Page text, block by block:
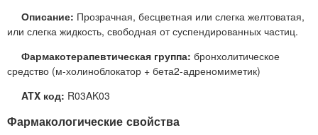
Описание: Прозрачная, бесцветная или слегка желтоватая,
или слегка жидкость, свободная от суспендированных частиц.
Фармакотерапевтическая группа: бронхолитическое
средство (м-холиноблокатор + бета2-адреномиметик)
ATX код: R03AK03
Фармакологические свойства